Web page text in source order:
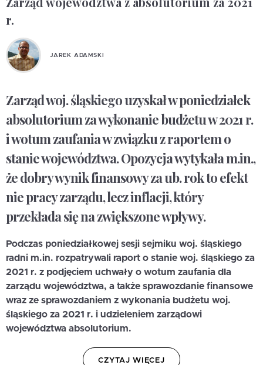
r.
JAREK ADAMSKI
Zarząd woj. śląskiego uzyskał w poniedziałek
absolutorium za wykonanie budżetu w 2021 r.
i wotum zaufania w związku z raportem o
stanie województwa. Opozycja wytykała m.in.,
że dobry wynik finansowy za ub. rok to efekt
nie pracy zarządu, lecz inflacji, który
przekłada się na zwiększone wpływy.
Podczas poniedziałkowej sesji sejmiku woj. śląskiego
radni m.in. rozpatrywali raport o stanie woj. śląskiego za
2021 r. z podjęciem uchwały o wotum zaufania dla
zarządu województwa, a także sprawozdanie finansowe
wraz ze sprawozdaniem z wykonania budżetu woj.
śląskiego za 2021 r. i udzieleniem zarządowi
województwa absolutorium.
CZYTAJ WIĘCEJ